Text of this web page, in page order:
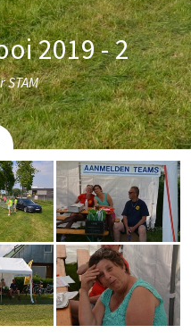
2019 - 2
STAM